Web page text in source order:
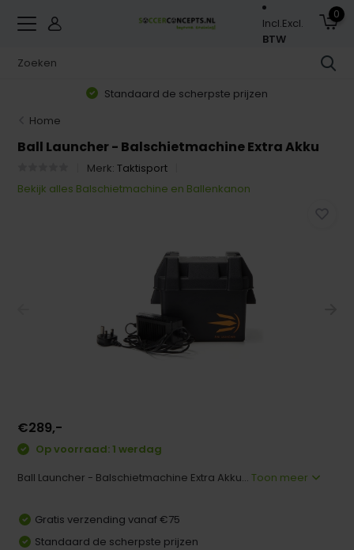
Incl.Excl.
BTW
0
Standaard de scherpste prijzen
Home
Ball Launcher - Balschietmachine Extra Akku
Merk:Taktisport
Bekijk alles Balschietmachine en Ballenkanon
€289,-
Op voorraad: 1 werdag
Ball Launcher - Balschietmachine Extra Akku...Toon meer
Gratis verzending vanaf €75
Standaard de scherpste prijzen